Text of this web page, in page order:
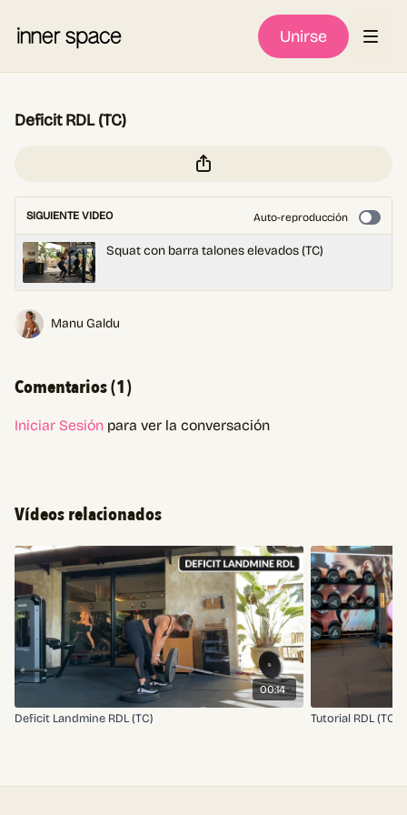
Unirse
Deficit RDL (TC)
SIGUIENTE VIDEO Auto-reproducción
Squat con barra talones elevados (TC)
Manu Galdu
Comentarios (1)
Iniciar Sesión para ver la conversación
Vídeos relacionados
00:14
Deficit Landmine RDL (TC) Tutorial RDL (TC)